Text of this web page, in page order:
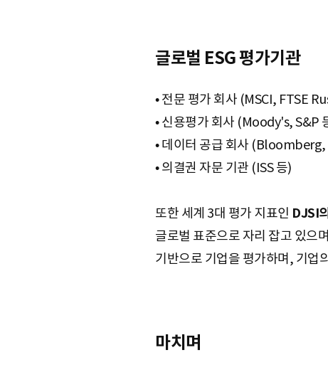
글로벌 ESG 평가기관
• 전문 평가 회사 (MSCI, FTSE
• 신용평가 회사 (Moody's, S&P
• 데이터 공급 회사
• 의결권 자문 기관 (ISS 등)
또한 세계 3대 평가 지표인 DJSI
글로벌 표준으로 자리 잡고 있으
기반으로 기업을 평가하며, 기업
마치며